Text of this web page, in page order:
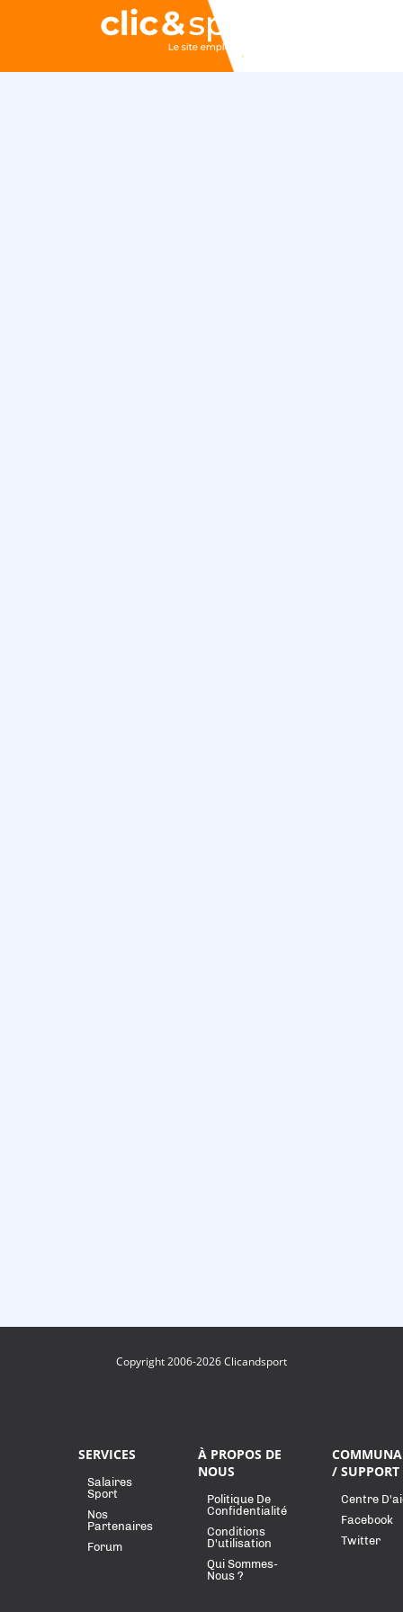
Copyright 2006-2026 Clicandsport
SERVICES
Salaires
Sport
Nos
Partenaires
Forum
À PROPOS DE
NOUS
Politique De
Confidentialité
Conditions
D'utilisation
Qui Sommes-
Nous ?
/ SUPPORT
Centre
Facebook
Twitter